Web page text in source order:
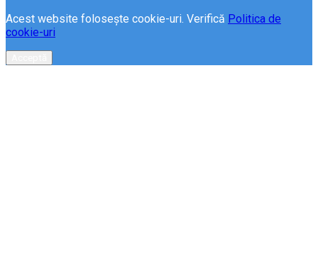
Acest website folosește cookie-uri. Verifică Politica de
cookie-uri